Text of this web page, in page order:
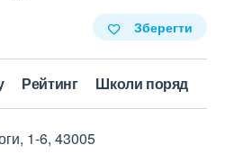
Зберегти
Рейтинг Школи поряд
1-6, 43005